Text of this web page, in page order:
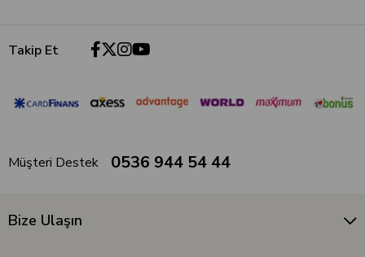
Takip Et
Müşteri Destek 0536 944 54 44
Bize Ulaşın